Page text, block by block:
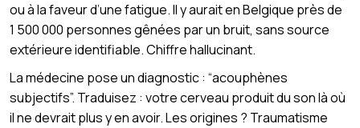
ou à la faveur d’une fatigue. Il y aurait en Belgique près de
1 500 000 personnes gênées par un bruit, sans source
extérieure identifiable. Chiffre hallucinant.
La médecine pose un diagnostic : “acouphènes
subjectifs”. Traduisez : votre cerveau produit du son là où
il ne devrait plus y en avoir. Les origines ? Traumatisme